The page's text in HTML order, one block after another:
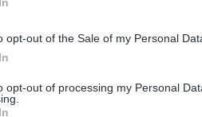
opt-out of the Sale of my Personal
opt-out of processing my Personal